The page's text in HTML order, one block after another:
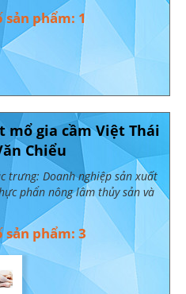
sản phẩm: 1
mổ gia cầm Việt Thái
Chiểu
trưng: Doanh nghiệp sản xuất
phẩn nông lâm thủy sản và
sản phẩm: 3